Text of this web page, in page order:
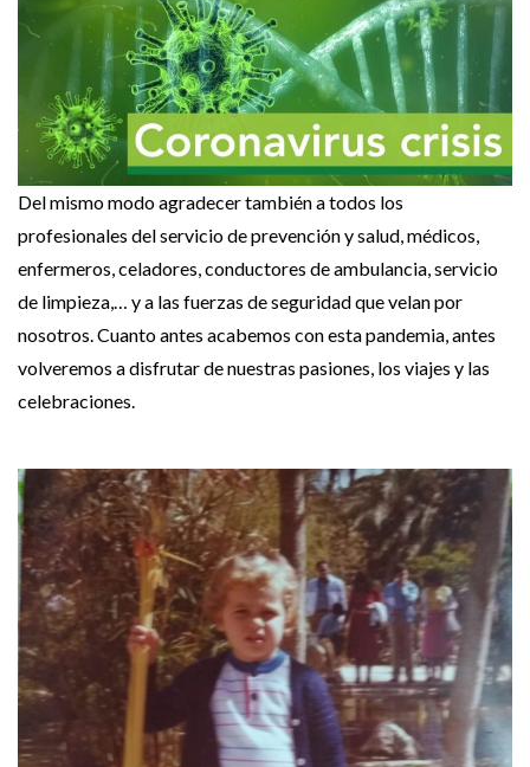
Del mismo modo agradecer también a todos los
profesionales del servicio de prevención y salud, médicos,
enfermeros, celadores, conductores de ambulancia, servicio
de limpieza,… y a las fuerzas de seguridad que velan por
nosotros. Cuanto antes acabemos con esta pandemia, antes
volveremos a disfrutar de nuestras pasiones, los viajes y las
celebraciones.